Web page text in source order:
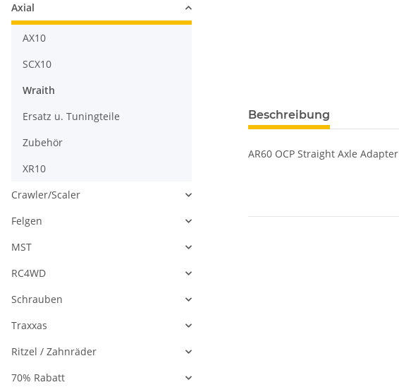
Beschreibung
AR60 OCP Straight Axle Adapter
Axial
AX10
SCX10
Wraith
Ersatz u. Tuningteile
Zubehör
XR10
Crawler/Scaler
Felgen
MST
RC4WD
Schrauben
Traxxas
Ritzel / Zahnräder
70% Rabatt